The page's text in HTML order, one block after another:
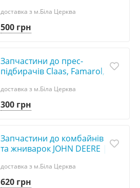
вилки, муфти
500 грн
доставка з м.Біла Церква
Запчастини до прес-
підбирачів Claas, Famarol,
наявності
300 грн
доставка з м.Біла Церква
Запчастини до комбайнів
та жниварок JOHN DEERE |
620 грн
доставка з м.Біла Церква